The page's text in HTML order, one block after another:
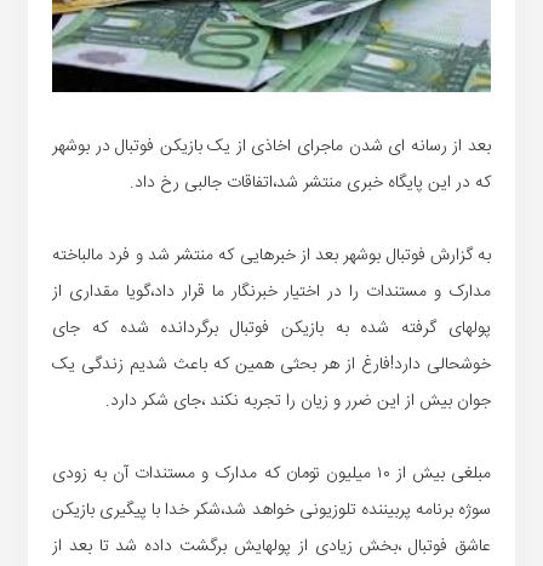
بعد از رسانه ای شدن ماجرای اخاذی از یک بازیکن فوتبال در بوشهر
که در این پایگاه خبری منتشر شد،اتفاقات جالبی رخ داد.
به گزارش فوتبال بوشهر بعد از خبرهایی که منتشر شد و فرد مالباخته
مدارک و مستندات را در اختیار خبرنگار ما قرار داد،گویا مقداری از
پولهای گرفته شده به بازیکن فوتبال برگردانده شده که جای
خوشحالی دارد!فارغ از هر بحثی همین که باعث شدیم زندگی یک
جوان بیش از این ضرر و زیان را تجربه نکند ،جای شکر دارد.
مبلغی بیش از ۱۰ میلیون تومان که مدارک و مستندات آن به زودی
سوژه برنامه پربیننده تلوزیونی خواهد شد،شکر خدا با پیگیری بازیکن
عاشق فوتبال ،بخش زیادی از پولهایش برگشت داده شد تا بعد از